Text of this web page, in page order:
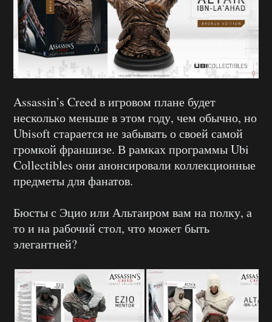
Assassin’s Creed в игровом плане будет
несколько меньше в этом году, чем обычно, но
Ubisoft старается не забывать о своей самой
громкой франшизе. В рамках программы Ubi
Collectibles они анонсировали коллекционные
предметы для фанатов.
Бюсты с Эцио или Альтаиром вам на полку, а
то и на рабочий стол, что может быть
элегантней?